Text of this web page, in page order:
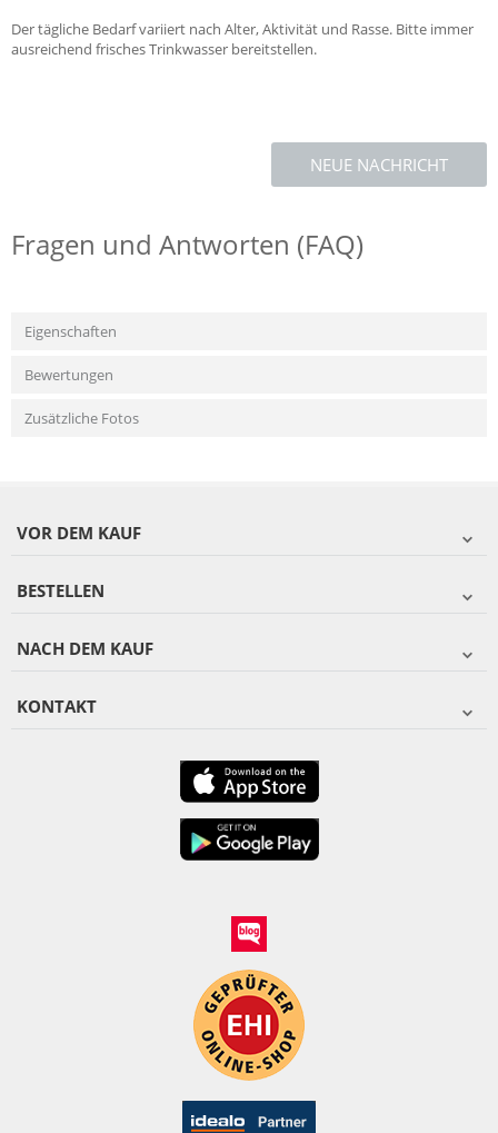
Der tägliche Bedarf variiert nach Alter, Aktivität und Rasse. Bitte immer
ausreichend frisches Trinkwasser bereitstellen.
NEUE NACHRICHT
Fragen und Antworten (FAQ)
Eigenschaften
Bewertungen
Zusätzliche Fotos
VOR DEM KAUF
BESTELLEN
NACH DEM KAUF
KONTAKT